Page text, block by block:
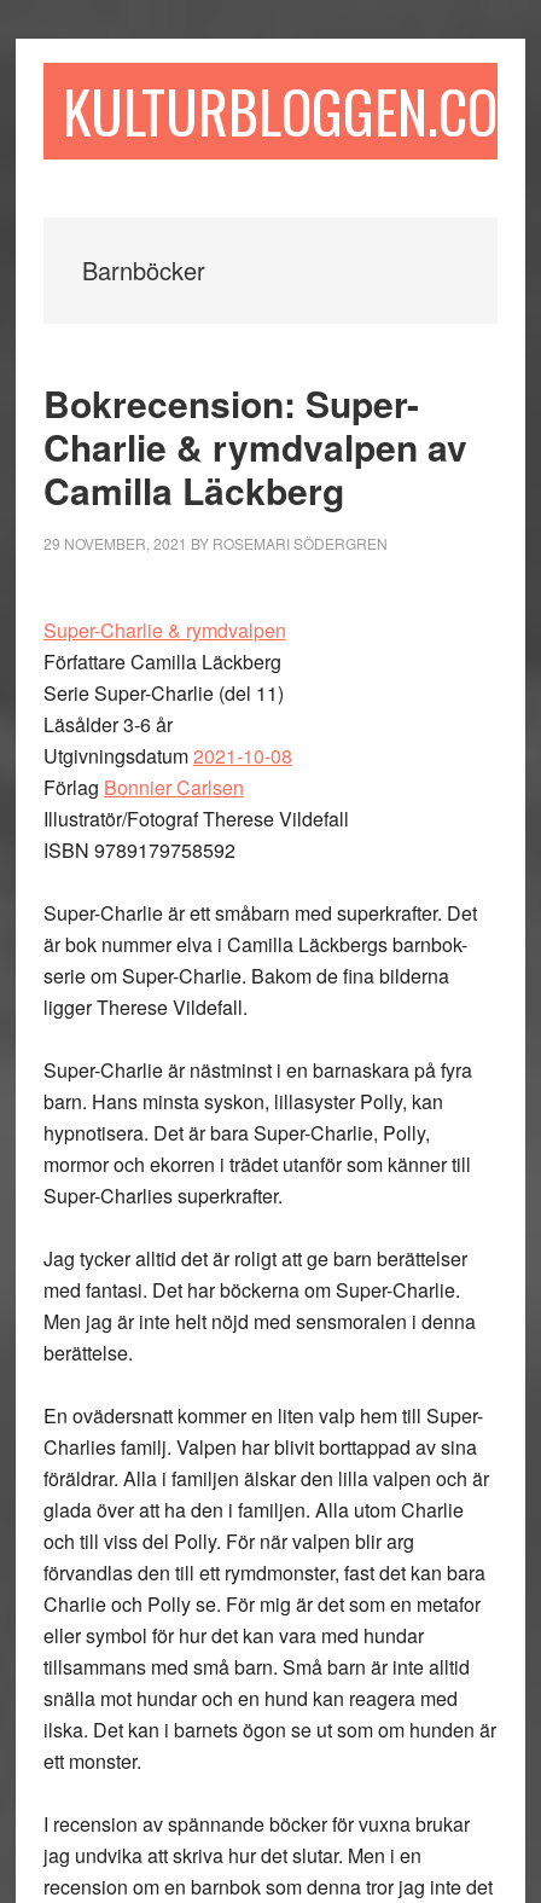
till
till
sidofältet
till
KULTURBLOGGEN.COM
Barnböcker
Bokrecension: Super-
Charlie & rymdvalpen av
Camilla Läckberg
29 NOVEMBER, 2021 BY ROSEMARI SÖDERGREN
Super-Charlie & rymdvalpen
Författare Camilla Läckberg
Serie Super-Charlie (del 11)
Läsålder 3-6 år
Utgivningsdatum2021-10-08
Förlag Bonnier Carlsen
Illustratör/Fotograf Therese Vildefall
ISBN 9789179758592
Super-Charlie är ett småbarn med superkrafter. Det
är bok nummer elva i Camilla Läckbergs barnbok-
serie om Super-Charlie. Bakom de fina bilderna
ligger Therese Vildefall.
Super-Charlie är nästminst i en barnaskara på fyra
barn. Hans minsta syskon, lillasyster Polly, kan
hypnotisera. Det är bara Super-Charlie, Polly,
mormor och ekorren i trädet utanför som känner till
Super-Charlies superkrafter.
Jag tycker alltid det är roligt att ge barn berättelser
med fantasi. Det har böckerna om Super-Charlie.
Men jag är inte helt nöjd med sensmoralen i denna
berättelse.
En ovädersnatt kommer en liten valp hem till Super-
Charlies familj. Valpen har blivit borttappad av sina
föräldrar. Alla i familjen älskar den lilla valpen och är
glada över att ha den i familjen. Alla utom Charlie
och till viss del Polly. För när valpen blir arg
förvandlas den till ett rymdmonster, fast det kan bara
Charlie och Polly se. För mig är det som en metafor
eller symbol för hur det kan vara med hundar
tillsammans med små barn. Små barn är inte alltid
snälla mot hundar och en hund kan reagera med
ilska. Det kan i barnets ögon se ut som om hunden är
ett monster.
I recension av spännande böcker för vuxna brukar
jag undvika att skriva hur det slutar. Men i en
recension om en barnbok som denna tror jag inte det